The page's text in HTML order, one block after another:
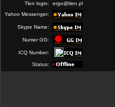
Tlen login:
ergo@tlen.pl
Yahoo Messenger:
Skype Name:
Numer GG:
ICQ Number:
Status: